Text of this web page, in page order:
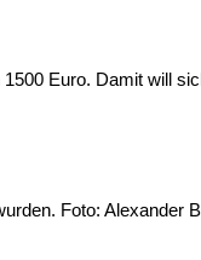
Euro. Damit will
Foto: Alexander